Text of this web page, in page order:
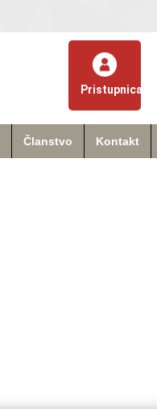
Pristupnica
Članstvo Kontakt